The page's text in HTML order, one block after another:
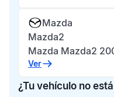
Mazda
Mazda2
Mazda Mazda2
Ver
¿Tu vehículo no